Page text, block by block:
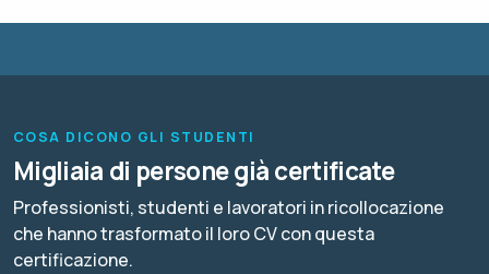
COSA DICONO GLI STUDENTI
Migliaia di persone già certificate
Professionisti, studenti e lavoratori in ricollocazione
che hanno trasformato il loro CV con questa
certificazione.